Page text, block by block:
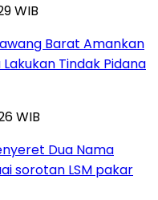
WIB
Barat Amankan
Tindak Pidana
WIB
Dua Nama
sorotan LSM pakar